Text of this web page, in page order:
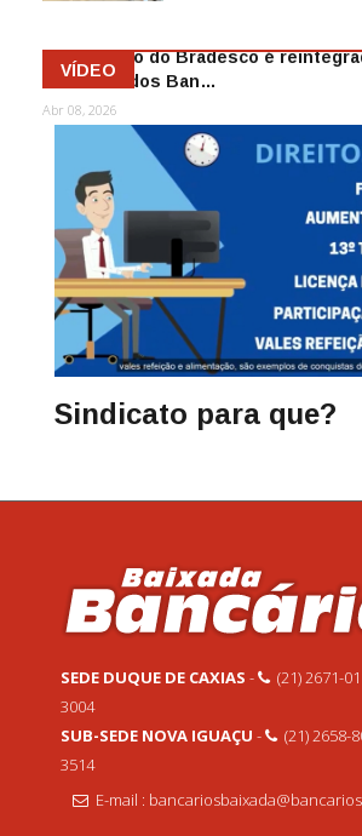
Funcionário do Bradesco é
Sindicato dos Ban…
Abr 08, 2026
VÍDEO
Sindicato para que?
SEDE DUQUE DE CAXIAS -
(21) 2671-
3004
SUB-SEDE NOVA IGUAÇU -
(21) 2658-
3514
E-mail :